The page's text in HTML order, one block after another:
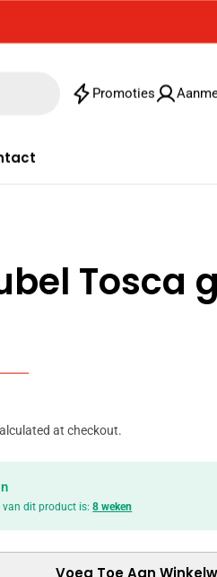
Promoties
Tosca
at checkout.
van dit product is:8 weken
Voeg Toe Aan